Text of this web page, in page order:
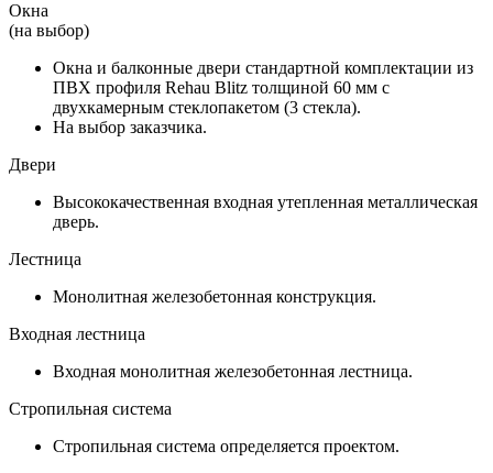
Окна
(на выбор)
Окна и балконные двери стандартной комплектации из
ПВХ профиля Rehau Blitz толщиной 60 мм с
двухкамерным стеклопакетом (3 стекла).
На выбор заказчика.
Двери
Высококачественная входная утепленная металлическая
дверь.
Лестница
Монолитная железобетонная конструкция.
Входная лестница
Входная монолитная железобетонная лестница.
Стропильная система
Стропильная система определяется проектом.